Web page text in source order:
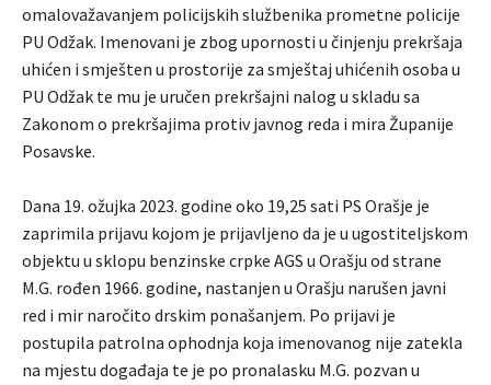
omalovažavanjem policijskih službenika prometne policije
PU Odžak. Imenovani je zbog upornosti u činjenju prekršaja
uhićen i smješten u prostorije za smještaj uhićenih osoba u
PU Odžak te mu je uručen prekršajni nalog u skladu sa
Zakonom o prekršajima protiv javnog reda i mira Županije
Posavske.
Dana 19. ožujka 2023. godine oko 19,25 sati PS Orašje je
zaprimila prijavu kojom je prijavljeno da je u ugostiteljskom
objektu u sklopu benzinske crpke AGS u Orašju od strane
M.G. rođen 1966. godine, nastanjen u Orašju narušen javni
red i mir naročito drskim ponašanjem. Po prijavi je
postupila patrolna ophodnja koja imenovanog nije zatekla
na mjestu događaja te je po pronalasku M.G. pozvan u